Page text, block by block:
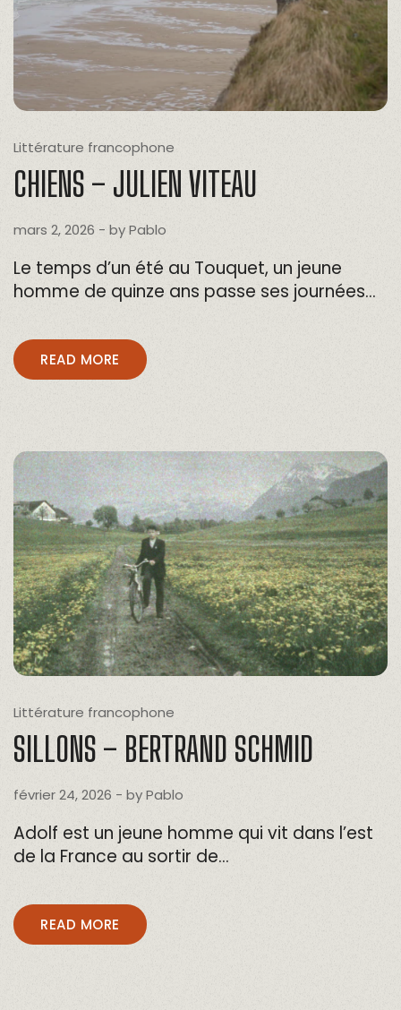
Littérature francophone
CHIENS – JULIEN VITEAU
mars 2, 2026 - byPablo
Le temps d’un été au Touquet, un jeune
homme de quinze ans passe ses journées…
READ MORE
Littérature francophone
SILLONS – BERTRAND SCHMID
février 24, 2026 - byPablo
Adolf est un jeune homme qui vit dans l’est
de la France au sortir de…
READ MORE